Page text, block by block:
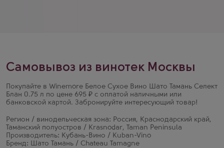
Самовывоз из винотек Москвы
Покупайте в Winemore Белое Сухое Вино Шато Тамань Селект
Блан 0.75 л по цене 695 ₽ с оплатой наличными или
банковской картой. Забронируйте интересующий товар!
Регион / винодельческая зона: Россия, Краснодарский край,
Таманский полуостров / Krasnodar, Taman Peninsula
Производитель: Кубань-Вино / Kuban-Vino
Бренд: Шато Тамань / Chateau Tamagne